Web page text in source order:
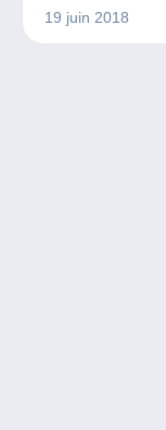
19 juin 2018